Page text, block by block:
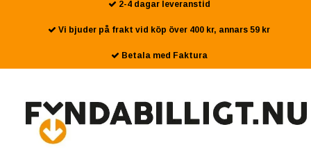
2-4 dagar leveranstid
Vi bjuder på frakt vid köp över 400 kr, annars 59 kr
Betala med Faktura